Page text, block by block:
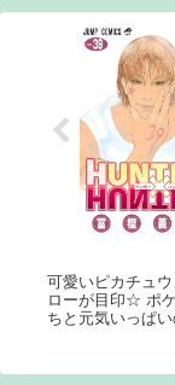
可愛いピカチュ
ローが目印☆ ポ
ちと元気いっぱ